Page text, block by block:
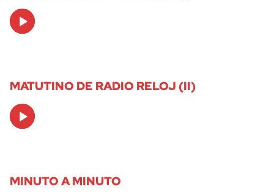
Audio
Player
MATUTINO DE RADIO RELOJ (II)
Audio
Player
MINUTO A MINUTO